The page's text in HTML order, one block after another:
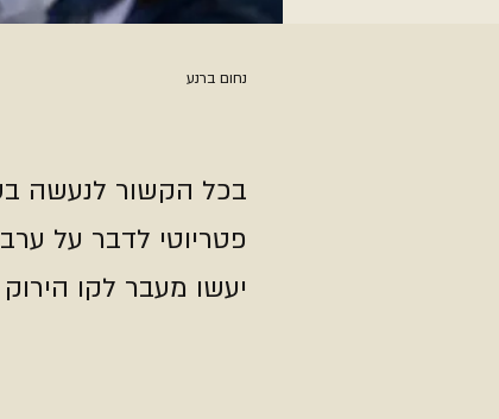
נחום ברנע
בכל הקשור לנעשה
פטריוטי לדבר על
יעשו מעבר לקו הירוק